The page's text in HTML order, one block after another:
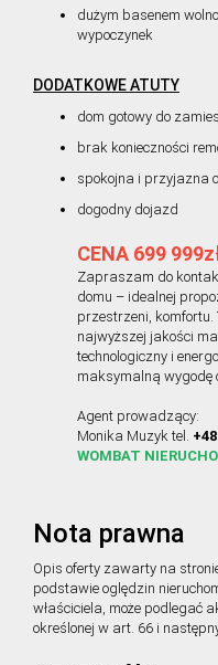
dużym basenem
wypoczynek
DODATKOWE ATUTY
dom gotowy do
brak konieczności
spokojna i przyjazna
dogodny dojazd
CENA 699
Zapraszam do
domu – idealnej
przestrzeni, komfortu.
najwyższej jakości
technologiczny i
maksymalną wygodę
Agent prowadzący:
Monika Muzyk tel.
WOMBAT
Nota prawna
Opis oferty zawarty na
podstawie oględzin
właściciela, może podlegać
określonej w art. 66 i